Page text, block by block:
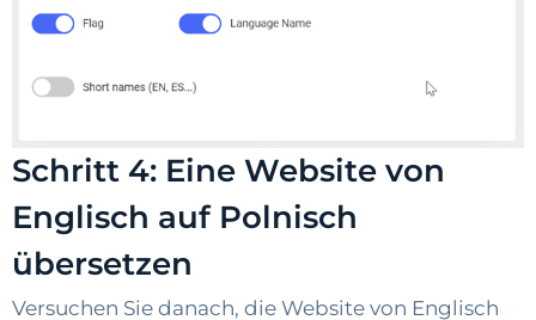
Schritt 4: Eine Website von
Englisch auf Polnisch
übersetzen
Versuchen Sie danach, die Website von Englisch